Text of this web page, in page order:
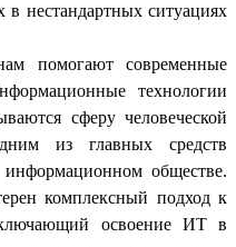
нестандартных ситуациях
современные
технологии
сферу человеческой
из главных средств
обществе.
комплексный подход к
освоение ИТ в